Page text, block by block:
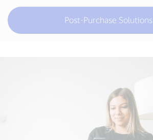
Post-Purchase Solutions